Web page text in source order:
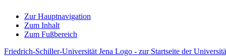
Zur Hauptnavigation
Zum Inhalt
Zum Fußbereich
Friedrich-Schiller-Universität Jena Logo - zur Startseite der